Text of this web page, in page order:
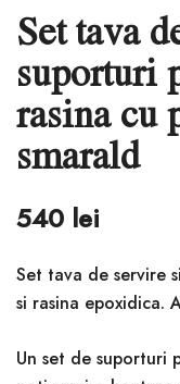
Set tava
suporturi
rasina cu
smarald
540 lei
Set tava de servire
si rasina epoxidica.
Un set de suporturi